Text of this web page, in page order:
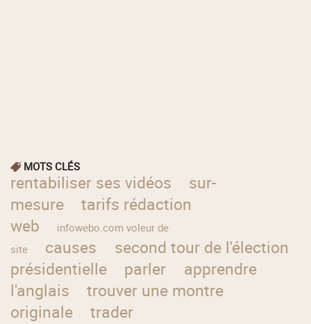
MOTS CLÉS
rentabiliser ses vidéos
sur-
mesure
tarifs rédaction
web
infowebo.com voleur de
site
causes
second tour de l'élection
présidentielle
parler
apprendre
l'anglais
trouver une montre
originale
trader